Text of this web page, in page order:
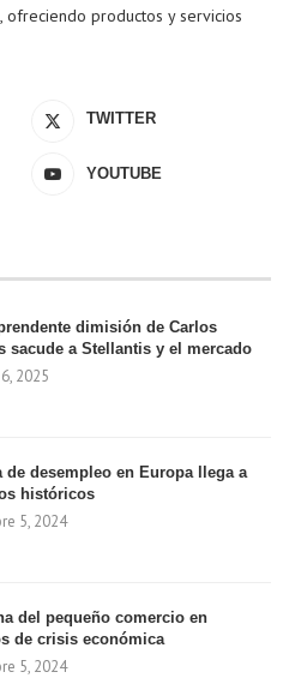
productos y servicios
TWITTER
YOUTUBE
dimisión de Carlos
sacude a Stellantis y el mercado
2025
de desempleo en Europa llega a
históricos
5, 2024
del pequeño comercio en
de crisis económica
5, 2024